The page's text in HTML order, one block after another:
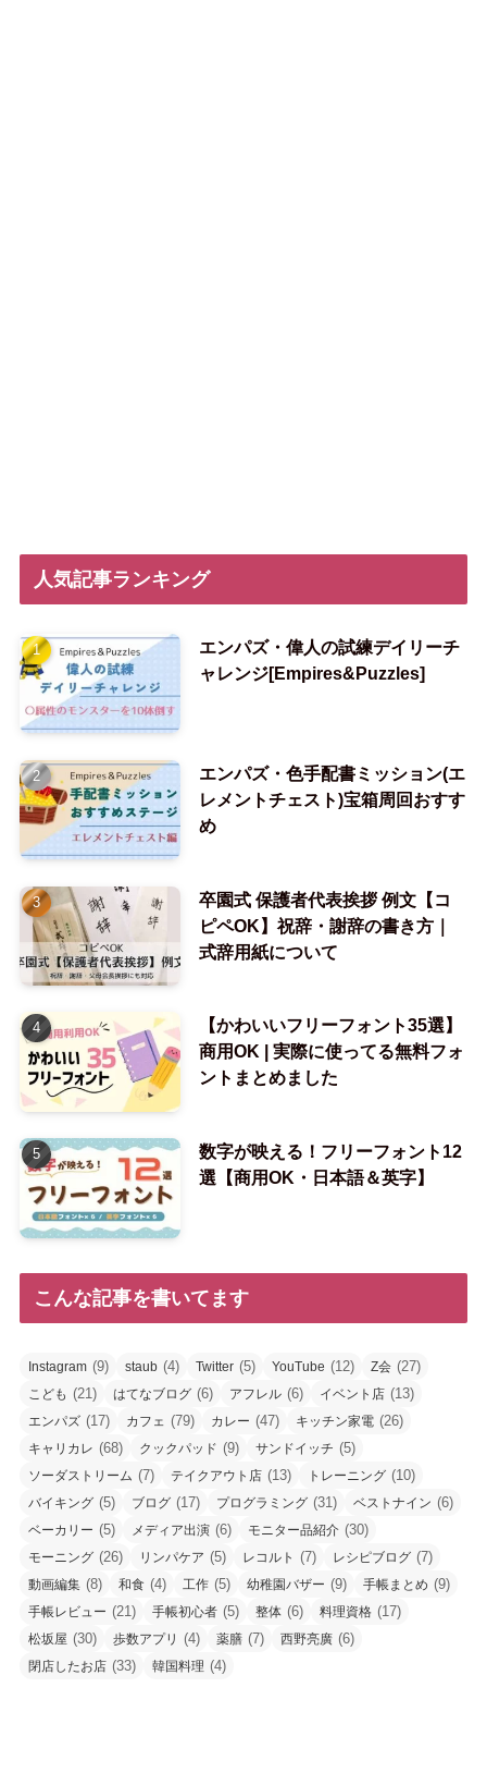
人気記事ランキング
エンパズ・偉人の試練デイリーチ
ャレンジ[Empires&Puzzles]
エンパズ・色手配書ミッション(エ
レメントチェスト)宝箱周回おすす
め
卒園式 保護者代表挨拶 例文【コ
ピペOK】祝辞・謝辞の書き方｜
式辞用紙について
【かわいいフリーフォント35選】
商用OK | 実際に使ってる無料フォ
ントまとめました
数字が映える！フリーフォント12
選【商用OK・日本語＆英字】
こんな記事を書いてます
Instagram (9) staub (4) Twitter (5) YouTube (12) Z会 (27)
こども (21) はてなブログ (6) アフレル (6) イベント店 (13)
エンパズ (17) カフェ (79) カレー (47) キッチン家電 (26)
キャリカレ (68) クックパッド (9) サンドイッチ (5)
ソーダストリーム (7) テイクアウト店 (13) トレーニング (10)
バイキング (5) ブログ (17) プログラミング (31) ベストナイン (6)
ベーカリー (5) メディア出演 (6) モニター品紹介 (30)
モーニング (26) リンパケア (5) レコルト (7) レシピブログ (7)
動画編集 (8) 和食 (4) 工作 (5) 幼稚園バザー (9) 手帳まとめ (9)
手帳レビュー (21) 手帳初心者 (5) 整体 (6) 料理資格 (17)
松坂屋 (30) 歩数アプリ (4) 薬膳 (7) 西野亮廣 (6)
閉店したお店 (33) 韓国料理 (4)